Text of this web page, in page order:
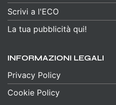
Scrivi a l'ECO
La tua pubblicità qui!
INFORMAZIONI LEGALI
Privacy Policy
Cookie Policy